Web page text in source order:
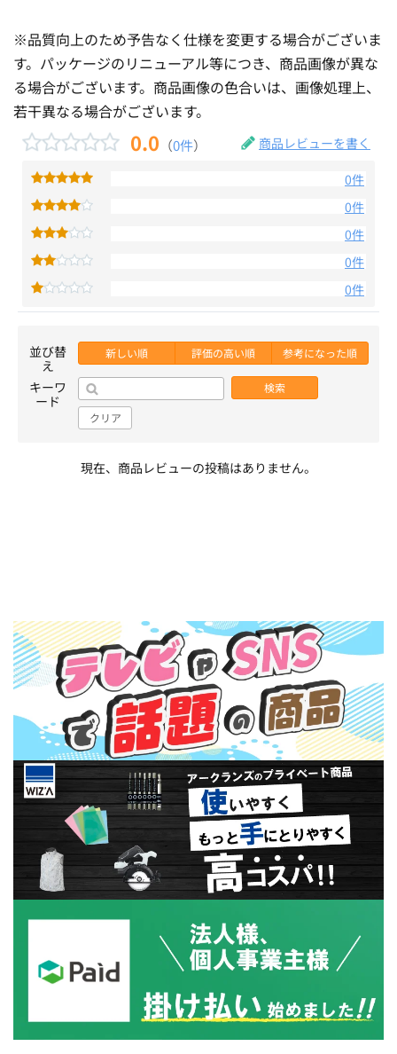
※品質向上のため予告なく仕様を変更する場合がございま
す。パッケージのリニューアル等につき、商品画像が異な
る場合がございます。商品画像の色合いは、画像処理上、
若干異なる場合がございます。
0.0 （0件） 商品レビューを書く
0件
0件
0件
0件
0件
並び替
え
新しい順 評価の高い順 参考になった順
キーワ
ード
検索
クリア
現在、商品レビューの投稿はありません。